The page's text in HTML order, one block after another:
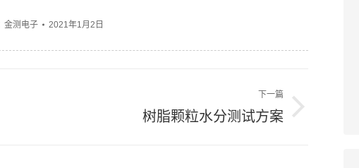
金测电子 2021年1月2日
下一篇
树脂颗粒水分测试方案